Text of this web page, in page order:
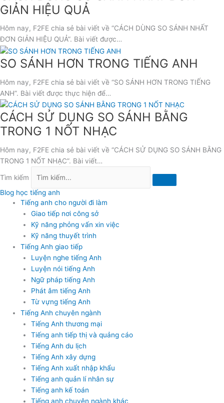
GIẢN HIỆU QUẢ
Hôm nay, F2FE chia sẻ bài viết về “CÁCH DÙNG SO SÁNH NHẤT
ĐƠN GIẢN HIỆU QUẢ”. Bài viết được…
SO SÁNH HƠN TRONG TIẾNG ANH
Hôm nay, F2FE chia sẻ bài viết về “SO SÁNH HƠN TRONG TIẾNG
ANH”. Bài viết được thực hiện để…
CÁCH SỬ DỤNG SO SÁNH BẰNG
TRONG 1 NỐT NHẠC
Hôm nay, F2FE chia sẻ bài viết về “CÁCH SỬ DỤNG SO SÁNH BẰNG
TRONG 1 NỐT NHẠC”. Bài viết…
Tìm kiếm
Blog học tiếng anh
Tiếng anh cho người đi làm
Giao tiếp nơi công sở
Kỹ năng phỏng vấn xin việc
Kỹ năng thuyết trình
Tiếng Anh giao tiếp
Luyện nghe tiếng Anh
Luyện nói tiếng Anh
Ngữ pháp tiếng Anh
Phát âm tiếng Anh
Từ vựng tiếng Anh
Tiếng Anh chuyên ngành
Tiếng Anh thương mại
Tiếng anh tiếp thị và quảng cáo
Tiếng Anh du lịch
Tiếng Anh xây dựng
Tiếng Anh xuất nhập khẩu
Tiếng anh quản lí nhân sự
Tiếng anh kế toán
Tiếng anh chuyên ngành khác